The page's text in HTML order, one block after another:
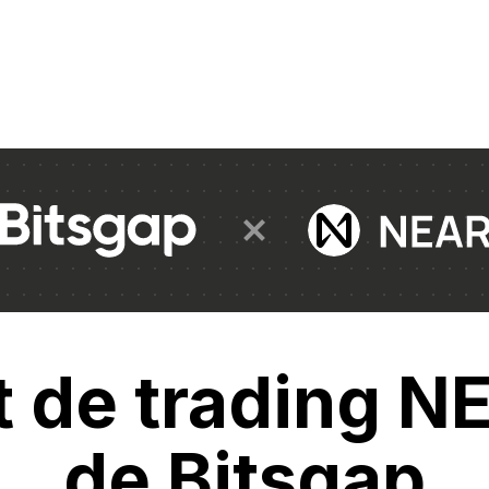
de trading